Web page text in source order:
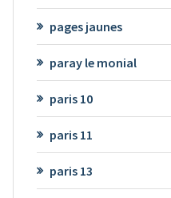
pages jaunes
paray le monial
paris 10
paris 11
paris 13